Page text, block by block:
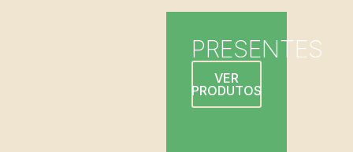
PRESENTES
VER
PRODUTOS